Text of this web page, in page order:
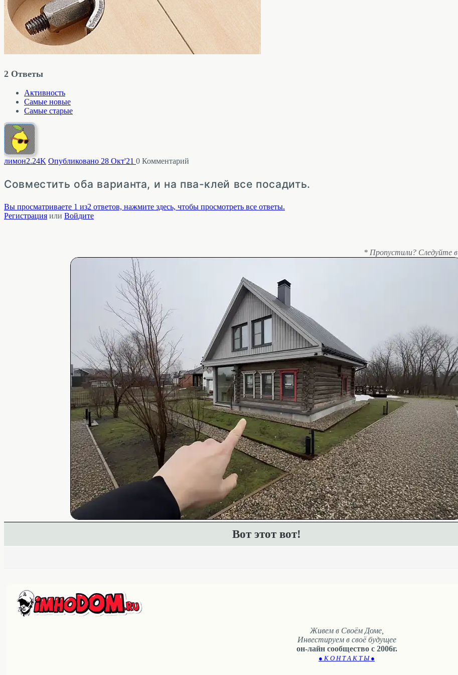
2 Ответы
Активность
Самые новые
Самые старые
лимон2.24K Опубликовано 28 Окт'21 0 Комментарий
Совместить оба варианта, и на пва-клей все посадить.
Вы просматриваете 1 из2 ответов, нажмите здесь, чтобы просмотреть все ответы.
Регистрация или Войдите
* Пропустили? Следуйте в
Вот этот вот!
Живем в Своём Доме,
Инвестируем в своё будущее
он-лайн сообщество с 2006г.
● К О Н Т А К Т Ы ●